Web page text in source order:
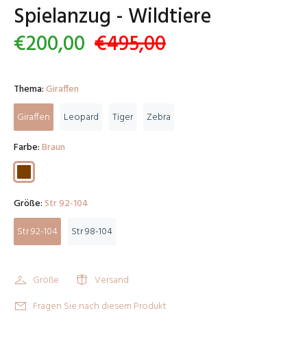
Spielanzug - Wildtiere
€200,00 €495,00
Thema:Giraffen
Giraffen
Leopard Tiger
Zebra
Farbe:Braun
Größe:Str 92-104
Str 92-104
Str 98-104
Größe
Versand
Fragen Sie nach diesem Produkt